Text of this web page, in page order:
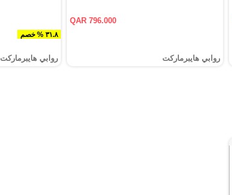
QAR 796.000
روابي هايبرماركت
٣١.٨ % خصم
روابي هايبرماركت